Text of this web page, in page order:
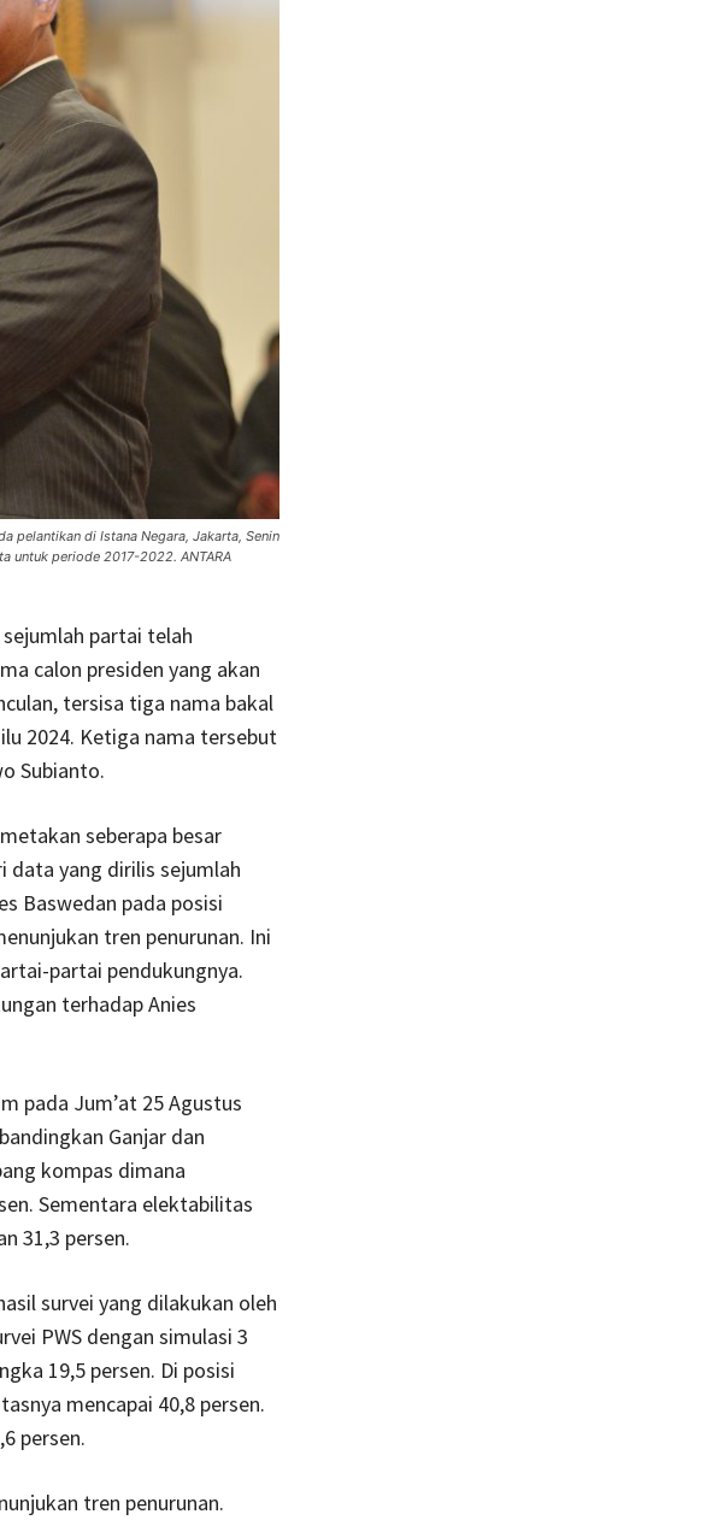
pelantikan di Istana Negara, Jakarta, Senin
untuk periode 2017-2022. ANTARA
partai telah
calon presiden yang akan
tersisa tiga nama bakal
2024. Ketiga nama tersebut
Subianto.
seberapa besar
data yang dirilis sejumlah
Baswedan pada posisi
tren penurunan. Ini
partai pendukungnya.
terhadap Anies
pada Jum’at 25 Agustus
Ganjar dan
kompas dimana
Sementara elektabilitas
31,3 persen.
survei yang dilakukan oleh
PWS dengan simulasi 3
19,5 persen. Di posisi
mencapai 40,8 persen.
persen.
tren penurunan.